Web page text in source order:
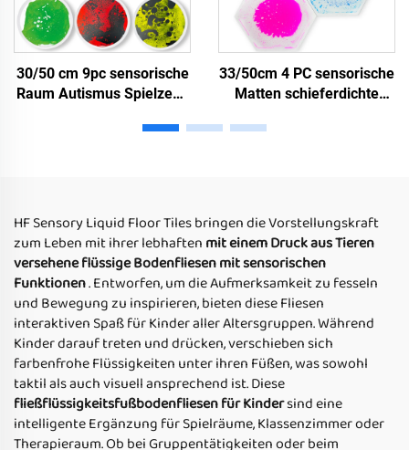
30/50 cm 9pc sensorische
Raum Autismus Spielzeug
sensorische Spielmatte
33/50cm 4 PC sensorische
Matten schieferdichte
HF Sensory Liquid Floor Tiles bringen die Vorstellungskraft
zum Leben mit ihrer lebhaften mit einem Druck aus Tieren
versehene flüssige Bodenfliesen mit sensorischen
Funktionen. Entworfen, um die Aufmerksamkeit zu fesseln
und Bewegung zu inspirieren, bieten diese Fliesen
interaktiven Spaß für Kinder aller Altersgruppen. Während
Kinder darauf treten und drücken, verschieben sich
farbenfrohe Flüssigkeiten unter ihren Füßen, was sowohl
taktil als auch visuell ansprechend ist. Diese
fließflüssigkeitsfußbodenfliesen für Kindersind eine
intelligente Ergänzung für Spielräume, Klassenzimmer oder
Therapieraum. Ob bei Gruppentätigkeiten oder beim